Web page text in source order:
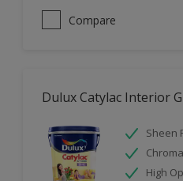
Compare
Dulux Catylac Interior
Sheen
High